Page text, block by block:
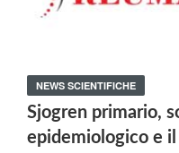
NEWS SCIENTIFICHE
Sjogren primario,
epidemiologico e